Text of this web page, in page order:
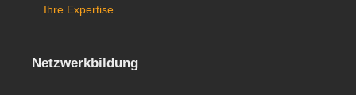
Ihre Expertise
Netzwerkbildung